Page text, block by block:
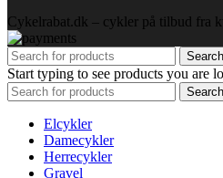
Cykelrabat.dk – cykler på tilbud fra
Search
Start typing to see products you are
Search
Elcykler
Damecykler
Herrecykler
Gravel